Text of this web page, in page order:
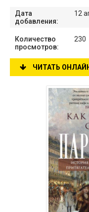
Дата
добавления:
12
Количество
просмотров:
230
ЧИТАТЬ